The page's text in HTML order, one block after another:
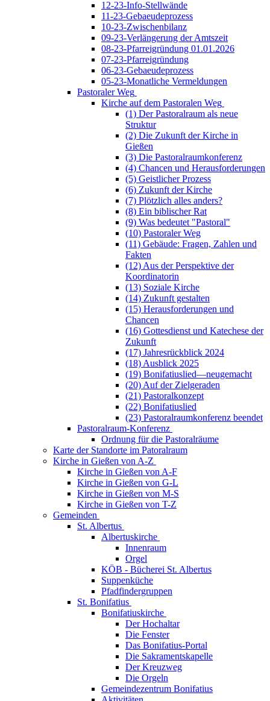
12-23-Info-Stellwände
11-23-Gebaeudeprozess
10-23-Zwischenbilanz
09-23-Verlängerung der Amtszeit
08-23-Pfarreigründung 01.01.2026
07-23-Pfarreigründung
06-23-Gebaeudeprozess
05-23-Monatliche Vermeldungen
Pastoraler Weg
Kirche auf dem Pastoralen Weg
(1) Der Pastoralraum als neue
Struktur
(2) Die Zukunft der Kirche in
Gießen
(3) Die Pastoralraumkonferenz
(4) Chancen und Herausforderungen
(5) Geistlicher Prozess
(6) Zukunft der Kirche
(7) Plötzlich alles anders?
(8) Ein biblischer Rat
(9) Was bedeutet "Pastoral"
(10) Pastoraler Weg
(11) Gebäude: Fragen, Zahlen und
Fakten
(12) Aus der Perspektive der
Koordinatorin
(13) Soziale Kirche
(14) Zukunft gestalten
(15) Herausforderungen und
Chancen
(16) Gottesdienst und Katechese der
Zukunft
(17) Jahresrückblick 2024
(18) Ausblick 2025
(19) Bonifatiuslied—neugemacht
(20) Auf der Zielgeraden
(21) Pastoralkonzept
(22) Bonifatiuslied
(23) Pastoralraumkonferenz beendet
Pastoralraum-Konferenz
Ordnung für die Pastoralräume
Karte der Standorte im Patoralraum
Kirche in Gießen von A-Z
Kirche in Gießen von A-F
Kirche in Gießen von G-L
Kirche in Gießen von M-S
Kirche in Gießen von T-Z
Gemeinden
St. Albertus
Albertuskirche
Innenraum
Orgel
KÖB - Bücherei St. Albertus
Suppenküche
Pfadfindergruppen
St. Bonifatius
Bonifatiuskirche
Der Hochaltar
Die Fenster
Das Bonifatius-Portal
Die Sakramentskapelle
Der Kreuzweg
Die Orgeln
Gemeindezentrum Bonifatius